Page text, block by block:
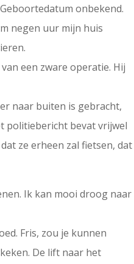
onbekend.
negen uur mijn huis
een zware operatie. Hij
naar buiten is gebracht,
politiebericht bevat vrijwel
ze erheen zal fietsen, dat
Ik kan mooi droog naar
Fris, zou je kunnen
De lift naar het